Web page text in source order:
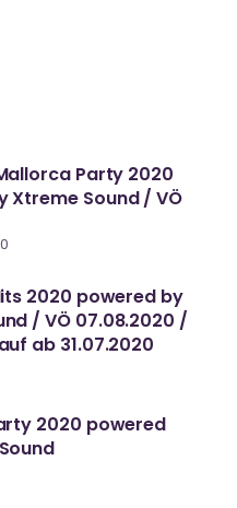
Party 2020
Xtreme Sound / VÖ
2020 powered by
/ VÖ 07.08.2020 /
ab 31.07.2020
2020 powered